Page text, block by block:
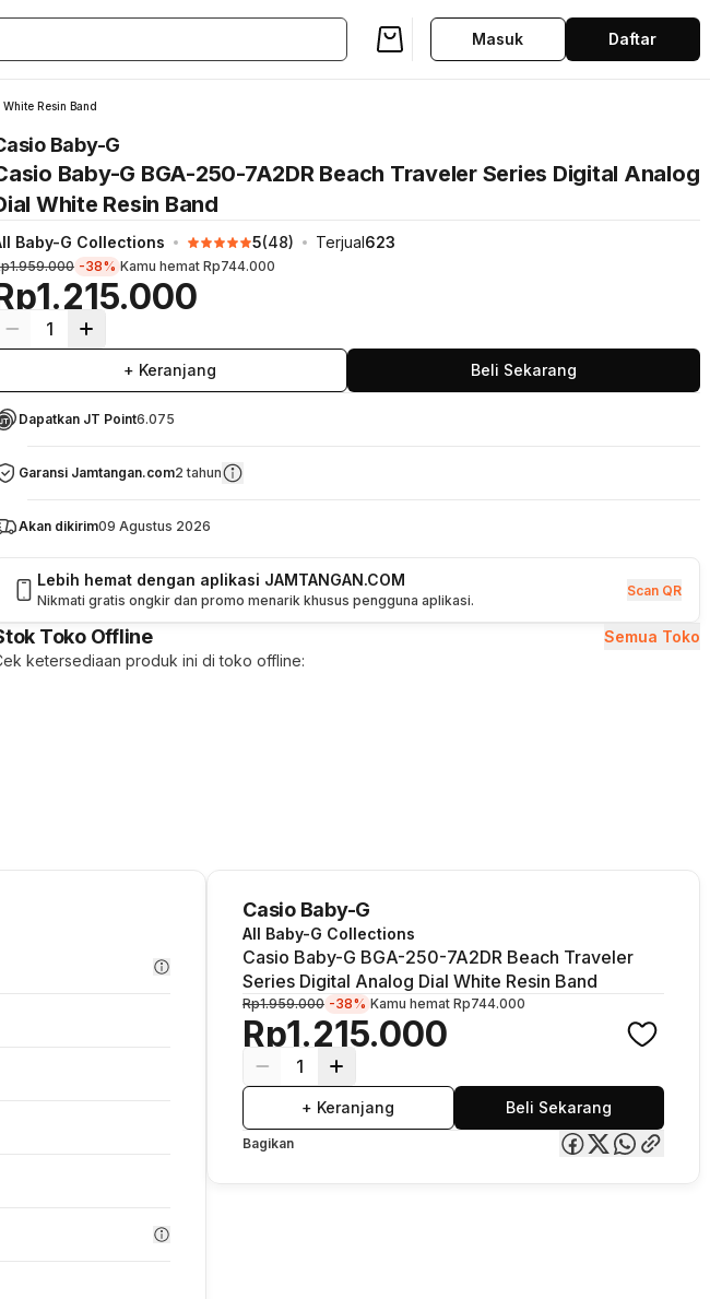
Masuk Daftar
Resin Band
Baby-G
Baby-G BGA-250-7A2DR Beach Traveler Series Digital Analog
White Resin Band
Baby-G Collections 5(48) Terjual623
-38% Kamu hemat Rp744.000
1
+ Keranjang Beli Sekarang
Dapatkan JT Point6.075
Garansi Jamtangan.com2 tahun
Akan dikirim09 Agustus 2026
Lebih hemat dengan aplikasi JAMTANGAN.COM
Nikmati gratis ongkir dan promo menarik khusus pengguna aplikasi.
Scan QR
Toko Offline
Semua Toko
ketersediaan produk ini di toko offline:
Casio Baby-G
All Baby-G Collections
Casio Baby-G BGA-250-7A2DR Beach Traveler
Series Digital Analog Dial White Resin Band
Rp1.215.000
Rp1.959.000 -38% Kamu hemat Rp744.000
1
+ Keranjang Beli Sekarang
Bagikan